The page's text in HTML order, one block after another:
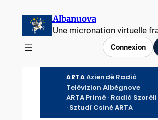
contenu
Albanuova
Une micronation virtuelle
Connexion
ARTA Aziendè Radiò
Telèvizion Albègnove
ARTA Primè · Radiò Szorèli
· Sztudì Csinè ARTA